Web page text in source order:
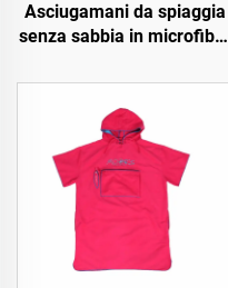
Asciugamani da spiaggia
senza sabbia in microfibra